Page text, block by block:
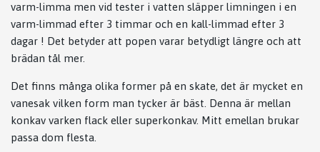
varm-limma men vid tester i vatten släpper limningen i en
varm-limmad efter 3 timmar och en kall-limmad efter 3
dagar ! Det betyder att popen varar betydligt längre och att
brädan tål mer.
Det finns många olika former på en skate, det är mycket en
vanesak vilken form man tycker är bäst. Denna är mellan
konkav varken flack eller superkonkav. Mitt emellan brukar
passa dom flesta.